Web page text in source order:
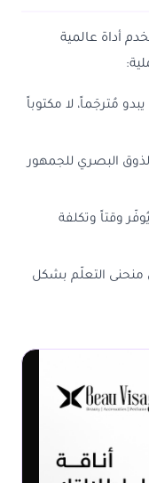
أداة عالمية
مُترجَماً، لا مكتوباً
البصري للجمهور
وقتاً وتكلفة
منحنى التعلّم بشكل